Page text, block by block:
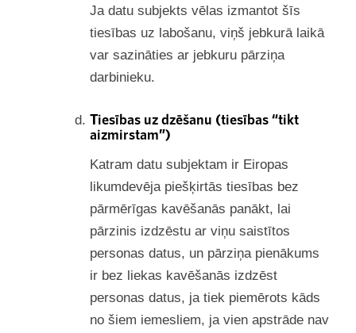
Ja datu subjekts vēlas izmantot šīs
tiesības uz labošanu, viņš jebkurā laikā
var sazināties ar jebkuru pārziņa
darbinieku.
Tiesības uz dzēšanu (tiesības “tikt
aizmirstam”)
Katram datu subjektam ir Eiropas
likumdevēja piešķirtās tiesības bez
pārmērīgas kavēšanās panākt, lai
pārzinis izdzēstu ar viņu saistītos
personas datus, un pārziņa pienākums
ir bez liekas kavēšanās izdzēst
personas datus, ja tiek piemērots kāds
no šiem iemesliem, ja vien apstrāde nav